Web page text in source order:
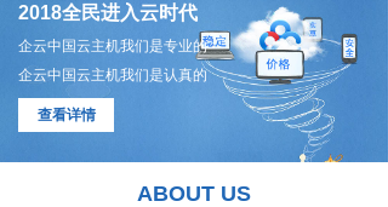
2018全民进入云时代
企云中国云主机我们是专业的
企云中国云主机我们是认真的
查看详情
ABOUT US